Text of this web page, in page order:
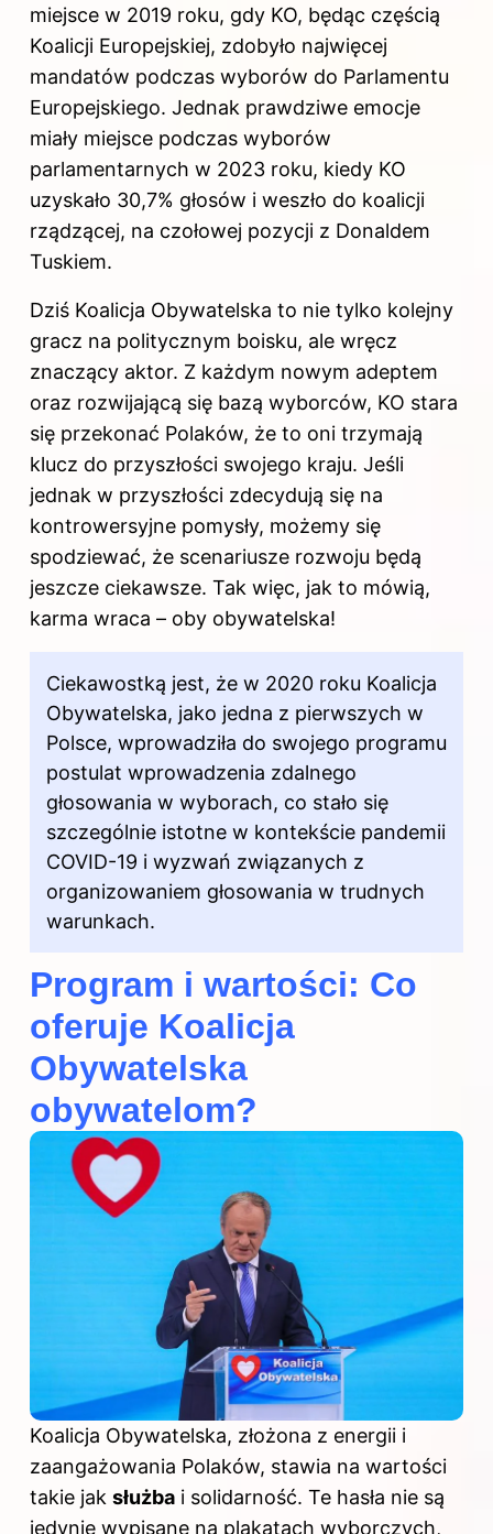
miejsce w 2019 roku, gdy KO, będąc częścią
Koalicji Europejskiej, zdobyło najwięcej
mandatów podczas wyborów do Parlamentu
Europejskiego. Jednak prawdziwe emocje
miały miejsce podczas wyborów
parlamentarnych w 2023 roku, kiedy KO
uzyskało 30,7% głosów i weszło do koalicji
rządzącej, na czołowej pozycji z Donaldem
Tuskiem.
Dziś Koalicja Obywatelska to nie tylko kolejny
gracz na politycznym boisku, ale wręcz
znaczący aktor. Z każdym nowym adeptem
oraz rozwijającą się bazą wyborców, KO stara
się przekonać Polaków, że to oni trzymają
klucz do przyszłości swojego kraju. Jeśli
jednak w przyszłości zdecydują się na
kontrowersyjne pomysły, możemy się
spodziewać, że scenariusze rozwoju będą
jeszcze ciekawsze. Tak więc, jak to mówią,
karma wraca – oby obywatelska!
Ciekawostką jest, że w 2020 roku Koalicja
Obywatelska, jako jedna z pierwszych w
Polsce, wprowadziła do swojego programu
postulat wprowadzenia zdalnego
głosowania w wyborach, co stało się
szczególnie istotne w kontekście pandemii
COVID-19 i wyzwań związanych z
organizowaniem głosowania w trudnych
warunkach.
Program i wartości: Co
oferuje Koalicja
Obywatelska
obywatelom?
Koalicja Obywatelska, złożona z energii i
zaangażowania Polaków, stawia na wartości
takie jak służba i solidarność. Te hasła nie są
jedynie wypisane na plakatach wyborczych,